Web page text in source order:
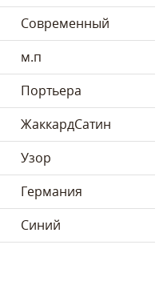
Современный
м.п
Портьера
ЖаккардСатин
Узор
Германия
Синий